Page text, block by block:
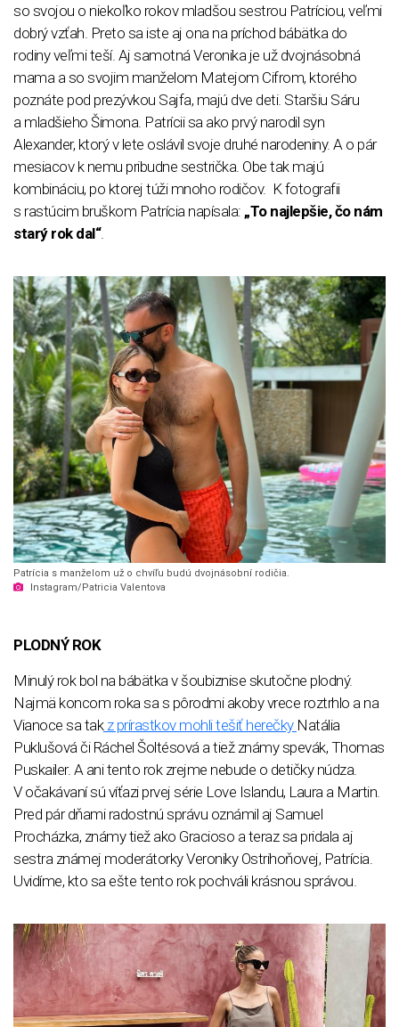
so svojou o niekoľko rokov mladšou sestrou Patríciou, veľmi
dobrý vzťah. Preto sa iste aj ona na príchod bábätka do
rodiny veľmi teší. Aj samotná Veronika je už dvojnásobná
mama a so svojim manželom Matejom Cifrom, ktorého
poznáte pod prezývkou Sajfa, majú dve deti. Staršiu Sáru
a mladšieho Šimona. Patrícii sa ako prvý narodil syn
Alexander, ktorý v lete oslávil svoje druhé narodeniny. A o pár
mesiacov k nemu pribudne sestrička. Obe tak majú
kombináciu, po ktorej túži mnoho rodičov. K fotografii
s rastúcim bruškom Patrícia napísala: „To najlepšie, čo nám
starý rok dal“.
Patrícia s manželom už o chvíľu budú dvojnásobní rodičia.
Instagram/Patricia Valentova
PLODNÝ ROK
Minulý rok bol na bábätka v šoubiznise skutočne plodný.
Najmä koncom roka sa s pôrodmi akoby vrece roztrhlo a na
Vianoce sa takz prírastkov mohli tešiť herečky Natália
Puklušová či Ráchel Šoltésová a tiež známy spevák, Thomas
Puskailer. A ani tento rok zrejme nebude o detičky núdza.
V očakávaní sú víťazi prvej série Love Islandu, Laura a Martin.
Pred pár dňami radostnú správu oznámil aj Samuel
Procházka, známy tiež ako Gracioso a teraz sa pridala aj
sestra známej moderátorky Veroniky Ostrihoňovej, Patrícia.
Uvidíme, kto sa ešte tento rok pochváli krásnou správou.